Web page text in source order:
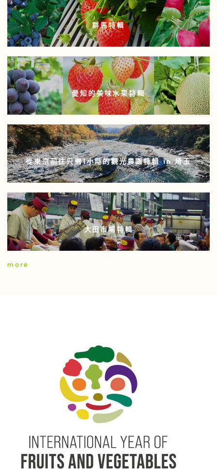
群馬特輯
愛知的美味水果特輯
從東京前往只需1小時的觀光農園特輯 in 埼玉
大田市場特輯
more